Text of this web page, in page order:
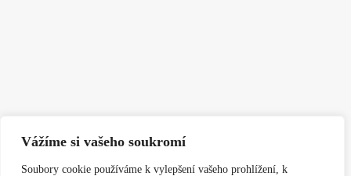
Vážíme si vašeho soukromí
Soubory cookie používáme k vylepšení vašeho prohlížení, k